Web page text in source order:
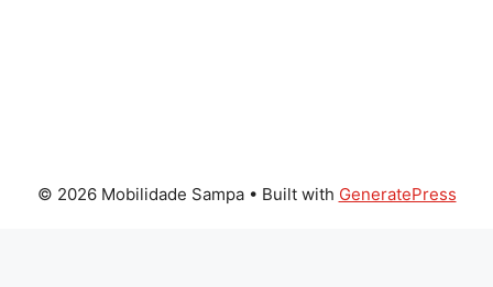
© 2026 Mobilidade Sampa• Built with GeneratePress